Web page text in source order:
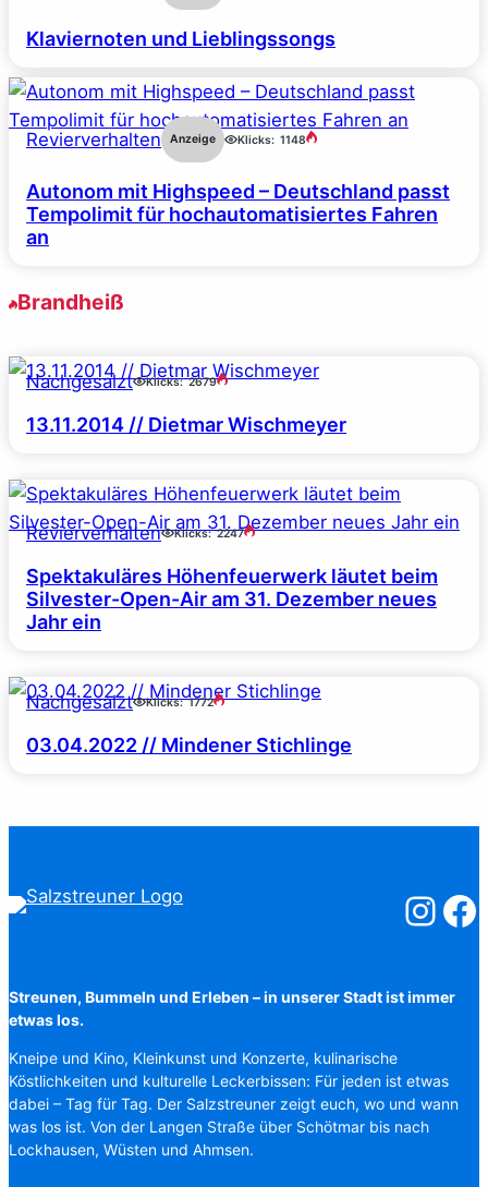
Klaviernoten und Lieblingssongs
Revierverhalten Anzeige Klicks: 1148
Autonom mit Highspeed – Deutschland passt
Tempolimit für hochautomatisiertes Fahren
an
Brandheiß
Nachgesalzt Klicks: 2679
13.11.2014 // Dietmar Wischmeyer
Revierverhalten Klicks: 2247
Spektakuläres Höhenfeuerwerk läutet beim
Silvester-Open-Air am 31. Dezember neues
Jahr ein
Nachgesalzt Klicks: 1772
03.04.2022 // Mindener Stichlinge
Streunen, Bummeln und Erleben – in unserer Stadt ist immer
etwas los.
Kneipe und Kino, Kleinkunst und Konzerte, kulinarische
Köstlichkeiten und kulturelle Leckerbissen: Für jeden ist etwas
dabei – Tag für Tag. Der Salzstreuner zeigt euch, wo und wann
was los ist. Von der Langen Straße über Schötmar bis nach
Lockhausen, Wüsten und Ahmsen.